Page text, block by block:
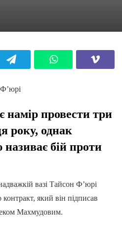
намір провести три
року, однак
бій проти
вазі Тайсон Ф’юрі
який він підписав
Махмудовим.